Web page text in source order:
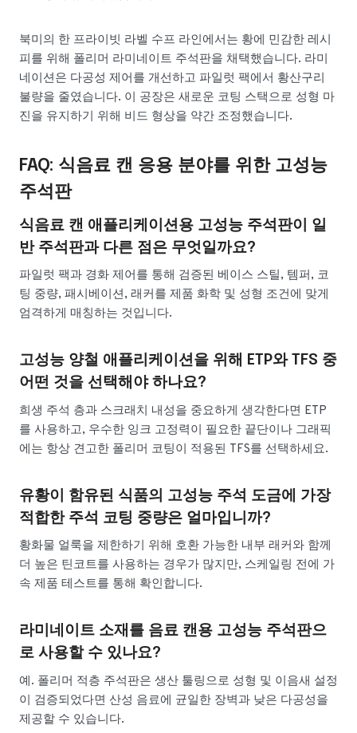
북미의 한 프라이빗 라벨 수프 라인에서는 황에 민감한 레시
피를 위해 폴리머 라미네이트 주석판을 채택했습니다. 라미
네이션은 다공성 제어를 개선하고 파일럿 팩에서 황산구리
불량을 줄였습니다. 이 공장은 새로운 코팅 스택으로 성형 마
진을 유지하기 위해 비드 형상을 약간 조정했습니다.
FAQ: 식음료 캔 응용 분야를 위한 고성능
주석판
식음료 캔 애플리케이션용 고성능 주석판이 일
반 주석판과 다른 점은 무엇일까요?
파일럿 팩과 경화 제어를 통해 검증된 베이스 스틸, 템퍼, 코
팅 중량, 패시베이션, 래커를 제품 화학 및 성형 조건에 맞게
엄격하게 매칭하는 것입니다.
고성능 양철 애플리케이션을 위해 ETP와 TFS 중
어떤 것을 선택해야 하나요?
희생 주석 층과 스크래치 내성을 중요하게 생각한다면 ETP
를 사용하고, 우수한 잉크 고정력이 필요한 끝단이나 그래픽
에는 항상 견고한 폴리머 코팅이 적용된 TFS를 선택하세요.
유황이 함유된 식품의 고성능 주석 도금에 가장
적합한 주석 코팅 중량은 얼마입니까?
황화물 얼룩을 제한하기 위해 호환 가능한 내부 래커와 함께
더 높은 틴코트를 사용하는 경우가 많지만, 스케일링 전에 가
속 제품 테스트를 통해 확인합니다.
라미네이트 소재를 음료 캔용 고성능 주석판으
로 사용할 수 있나요?
예. 폴리머 적층 주석판은 생산 툴링으로 성형 및 이음새 설정
이 검증되었다면 산성 음료에 균일한 장벽과 낮은 다공성을
제공할 수 있습니다.